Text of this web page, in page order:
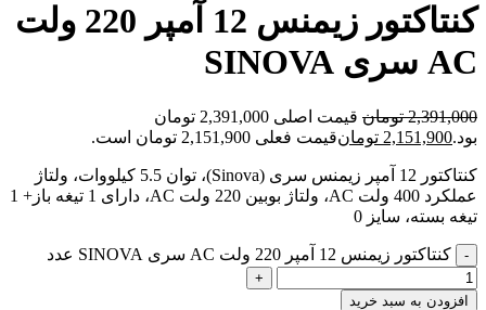
کنتاکتور زیمنس 12 آمپر 220 ولت
AC سری SINOVA
2,391,000 تومان
قیمت اصلی 2,391,000 تومان
بود.2,151,900 تومانقیمت فعلی 2,151,900 تومان است.
کنتاکتور 12 آمپر زیمنس سری (Sinova)، توان 5.5 کیلووات، ولتاژ
عملکرد 400 ولت AC، ولتاژ بوبین 220 ولت AC، دارای 1 تیغه باز+ 1
تیغه بسته، سایز 0
کنتاکتور زیمنس 12 آمپر 220 ولت AC سری SINOVA عدد
افزودن به سبد خرید